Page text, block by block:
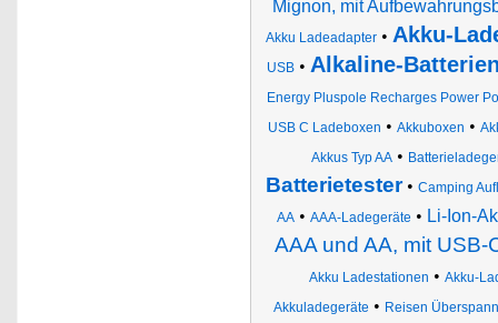
Mignon, mit
Akku Ladeadapter• Akku-
USB • Alkaline-
Energy Pluspole Recharges Power
USB C Ladeboxen • Akkuboxen •
Akkus Typ AA •
Batterietester• Camping
AA• AAA-Ladegeräte • Li-Ion-
AAA und AA, mit USB-
Akku Ladestationen • Akku-
Akkuladegeräte • Reisen